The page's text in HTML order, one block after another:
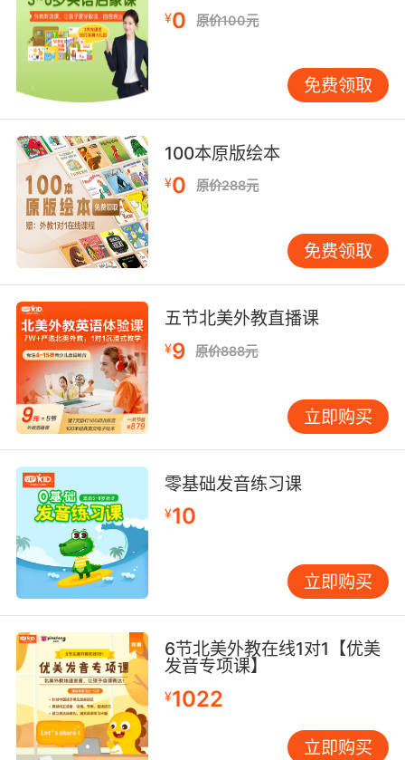
¥0 原价100元
免费领取
100本原版绘本
¥0 原价288元
免费领取
五节北美外教直播课
¥9 原价888元
立即购买
零基础发音练习课
¥10
立即购买
6节北美外教在线1对1【优美
发音专项课】
¥1022
立即购买